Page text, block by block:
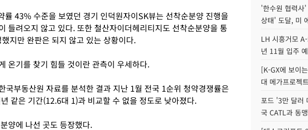
률 43% 수준을 보였던 경기 인덕원자이SK뷰는 선착순분양 진행을
들려오지 않고 있다. 또한 철산자이더헤리티지도 선착순분양을 통
지만 완판은 되지 않고 있는 상황이다.
온기를 찾기 힘들 것이란 관측이 우세하다.
국부동산원 자료를 분석한 결과 지난 1월 전국 1순위 청약경쟁률은
같은 기간(12.6대 1)과 비교할 수 없을 정도로 낮아졌다.
양에 나선 곳도 등장했다.
'한수원 협력사
상태' 도달, 미
LH 시흥거모
년 11월 입주
[K-GX에 보이
대 메가프로젝
포드 '3만 달러
국 CATL과 동